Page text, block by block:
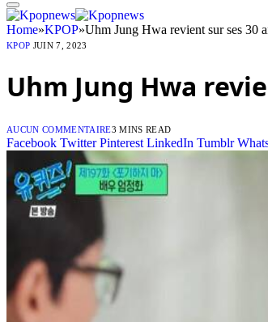
Home»KPOP»Uhm Jung Hwa revient sur ses 30
KPOP JUIN 7, 2023
Uhm Jung Hwa
AUCUN COMMENTAIRE3 MINS READ
Facebook Twitter Pinterest LinkedIn Tumblr